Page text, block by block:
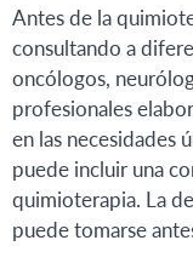
Antes de la
consultando a
oncólogos,
profesionales
en las necesidades
puede incluir una
quimioterapia. La
puede tomarse